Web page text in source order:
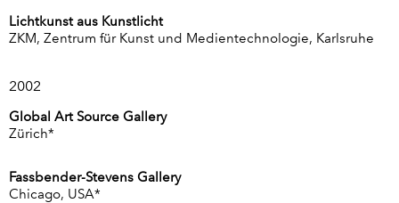
Lichtkunst aus Kunstlicht
ZKM, Zentrum für Kunst und Medientechnologie, Karlsruhe
2002
Global Art Source Gallery
Zürich*
Fassbender-Stevens Gallery
Chicago, USA*